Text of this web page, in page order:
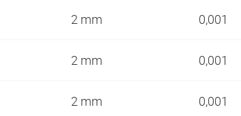
2 mm 0,001
2 mm 0,001
2 mm 0,001